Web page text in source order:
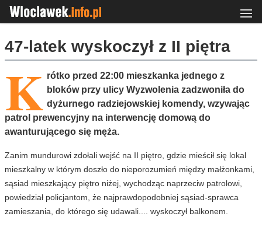
47-latek wyskoczył z II piętra
K rótko przed 22:00 mieszkanka jednego z
bloków przy ulicy Wyzwolenia zadzwoniła do
dyżurnego radziejowskiej komendy, wzywając
patrol prewencyjny na interwencję domową do
awanturującego się męża.
Zanim mundurowi zdołali wejść na II piętro, gdzie mieścił się lokal
mieszkalny w którym doszło do nieporozumień między małżonkami,
sąsiad mieszkający piętro niżej, wychodząc naprzeciw patrolowi,
powiedział policjantom, że najprawdopodobniej sąsiad-sprawca
zamieszania, do którego się udawali.... wyskoczył balkonem.